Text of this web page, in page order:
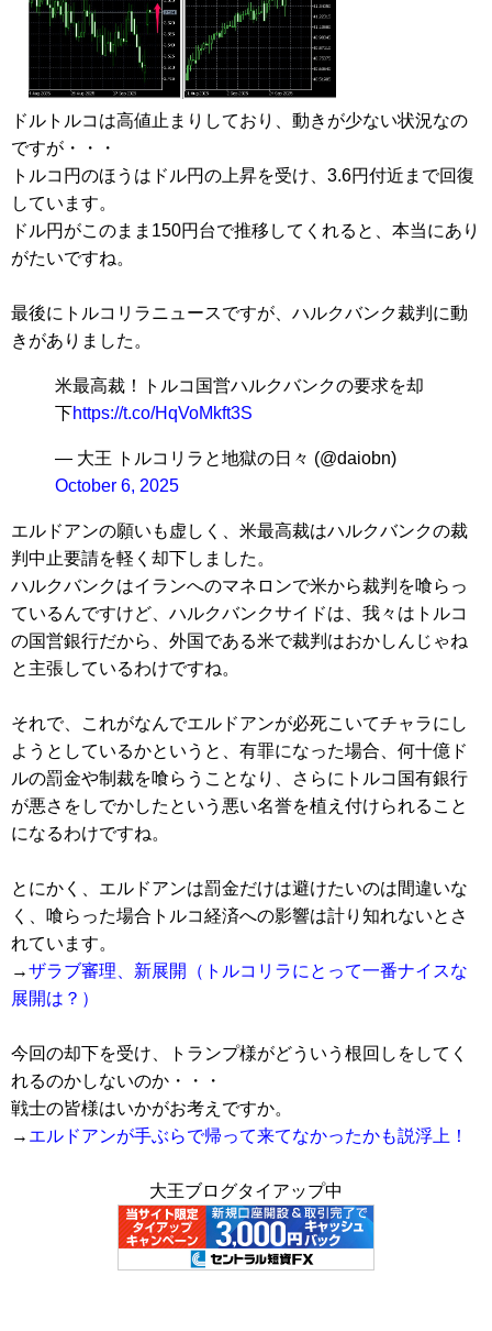
ドルトルコは高値止まりしており、動きが少ない状況なの
ですが・・・
トルコ円のほうはドル円の上昇を受け、3.6円付近まで回復
しています。
ドル円がこのまま150円台で推移してくれると、本当にあり
がたいですね。
最後にトルコリラニュースですが、ハルクバンク裁判に動
きがありました。
米最高裁！トルコ国営ハルクバンクの要求を却
下https://t.co/HqVoMkft3S
— 大王 トルコリラと地獄の日々 (@daiobn)
October 6, 2025
​エルドアンの願いも虚しく、米最高裁はハルクバンクの裁
判中止要請を軽く却下しました。
ハルクバンクはイランへのマネロンで米から裁判を喰らっ
ているんですけど、ハルクバンクサイドは、我々はトルコ
の国営銀行だから、外国である米で裁判はおかしんじゃね
と主張しているわけですね。
それで、これがなんでエルドアンが必死こいてチャラにし
ようとしているかというと、有罪になった場合、何十億ド
ルの罰金や制裁を喰らうことなり、さらにトルコ国有銀行
が悪さをしでかしたという悪い名誉を植え付けられること
になるわけですね。
とにかく、エルドアンは罰金だけは避けたいのは間違いな
く、喰らった場合トルコ経済への影響は計り知れないとさ
れています。
→ザラブ審理、新展開（トルコリラにとって一番ナイスな
展開は？）
今回の却下を受け、トランプ様がどういう根回しをしてく
れるのかしないのか・・・
戦士の皆様はいかがお考えですか。
→ エルドアンが手ぶらで帰って来てなかったかも説浮上！
大王ブログタイアップ中